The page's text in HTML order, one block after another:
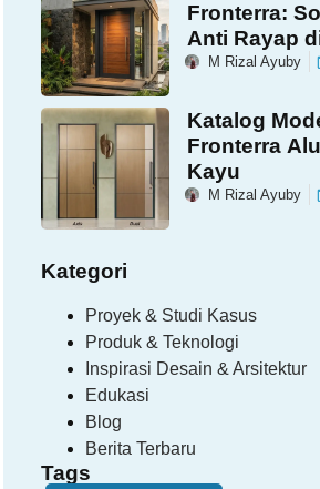
Fronterra:
Anti Rayap
M Rizal Ayuby
Katalog
Fronterra
Kayu
M Rizal Ayuby
Kategori
Proyek & Studi Kasus
Produk & Teknologi
Inspirasi Desain & Arsitektur
Edukasi
Blog
Berita Terbaru
Tags